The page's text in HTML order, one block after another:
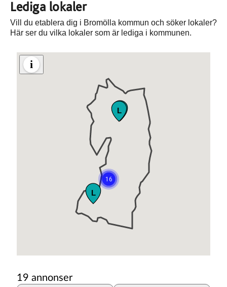
Lediga lokaler
Vill du etablera dig i Bromölla kommun och söker lokaler?
Här ser du vilka lokaler som är lediga i kommunen.